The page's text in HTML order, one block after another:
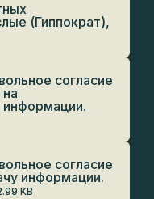
(Гиппократ),
согласие
согласие
информации.
KB